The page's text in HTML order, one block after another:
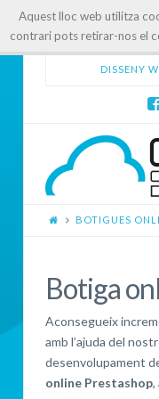
Aquest lloc web utilitza
contrari pots retirar-nos el
DISSENY
BOTIGUES
Botiga
Aconsegueix
amb l’ajuda del
desenvolupament
online Prestashop,